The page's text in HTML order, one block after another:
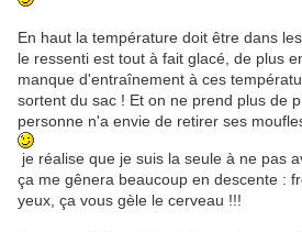
En haut la température doit être dans
le ressenti est tout à fait glacé, de plus
manque d'entraînement à ces
sortent du sac ! Et on ne prend plus de
personne n'a envie de retirer ses
je réalise que je suis la seule à ne pas
ça me gênera beaucoup en descente :
yeux, ça vous gèle le cerveau !!!